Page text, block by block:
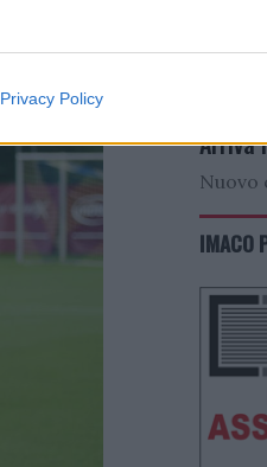
Privacy Policy
Arriva
Nuovo
IMACO